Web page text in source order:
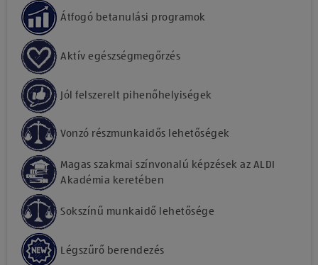
Átfogó betanulási programok
Aktív egészségmegőrzés
Jól felszerelt pihenőhelyiségek
Vonzó részmunkaidős lehetőségek
Magas szakmai színvonalú képzések az ALDI
Akadémia keretében
Sokszínű munkaidő lehetősége
Légszűrő berendezés